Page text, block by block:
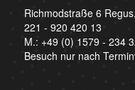
Richmodstraße 6
221 - 920 420 13
M.: +49 (0) 1579 - 234
Besuch nur nach